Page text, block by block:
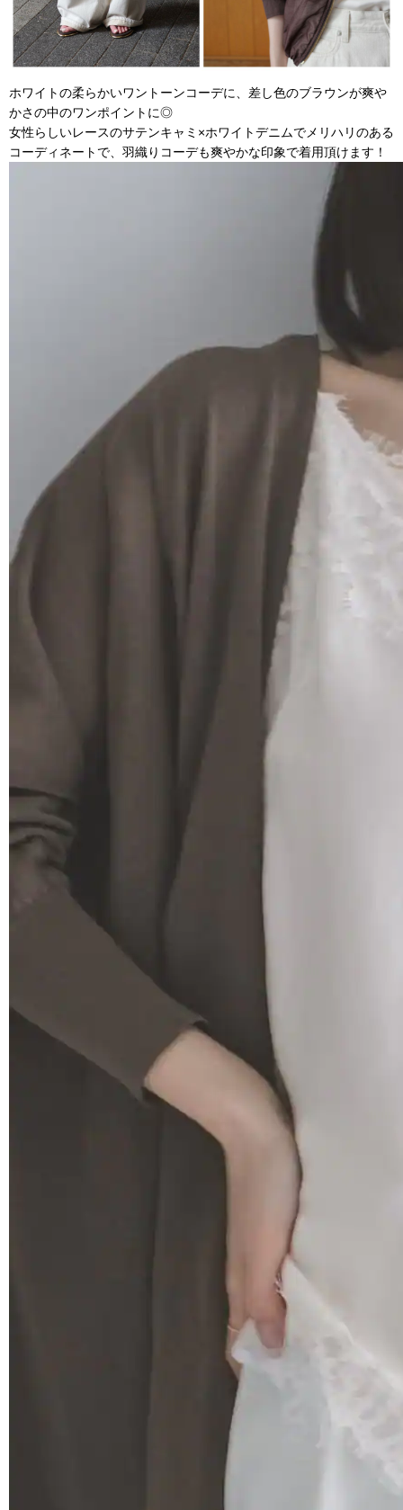
ホワイトの柔らかいワントーンコーデに、差し色のブラウンが爽や
かさの中のワンポイントに◎
女性らしいレースのサテンキャミ×ホワイトデニムでメリハリのある
コーディネートで、羽織りコーデも爽やかな印象で着用頂けます！